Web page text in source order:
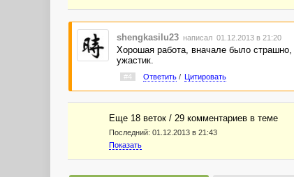
shengkasilu23 написал 01.12.2013 в 21:20
Хорошая работа, вначале было
ужастик.
#4 Ответить/ Цитировать
Еще 18 веток / 29 комментариев в темe
Последний: 01.12.2013 в 21:43
Показать